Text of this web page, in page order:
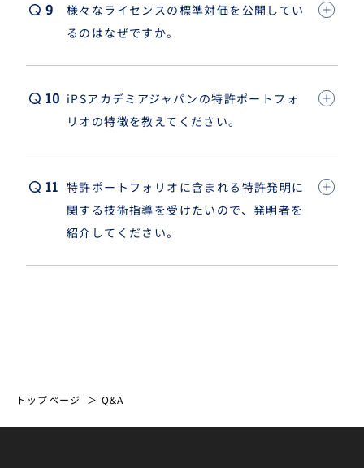
様々なライセンスの標準対価を公開してい
るのはなぜですか。
iPSアカデミアジャパンの特許ポートフォ
リオの特徴を教えてください。
特許ポートフォリオに含まれる特許発明に
関する技術指導を受けたいので、発明者を
紹介してください。
トップページ Q&A